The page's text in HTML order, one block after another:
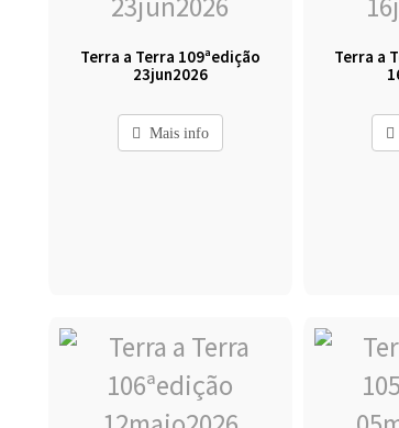
Terra a Terra 109ªedição
23jun2026
Mais info
Terra a